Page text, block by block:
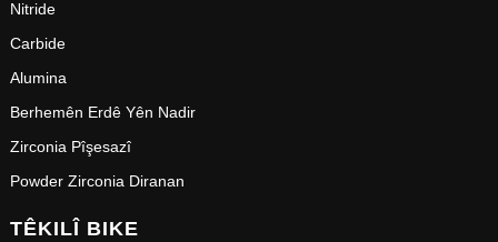
Nitride
Carbide
Alumina
Berhemên Erdê Yên Nadir
Zirconia Pîşesazî
Powder Zirconia Diranan
TÊKILÎ BIKE